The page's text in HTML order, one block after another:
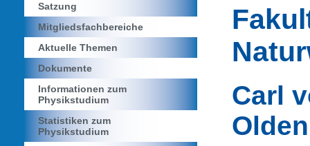
Satzung
Mitgliedsfachbereiche
Aktuelle Themen
Dokumente
Informationen zum
Physikstudium
Statistiken zum
Physikstudium
Carl